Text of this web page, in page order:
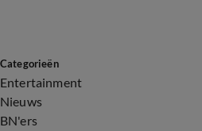
Categorieën
Entertainment
Nieuws
BN'ers